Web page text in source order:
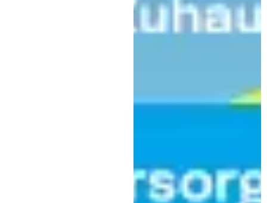
Futsal Allgäu tritt mit neuem
Torwart in Neuried an